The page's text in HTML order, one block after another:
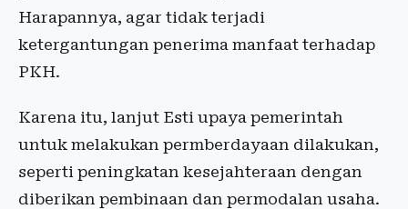
Harapannya, agar tidak terjadi
ketergantungan penerima manfaat terhadap
PKH.
Karena itu, lanjut Esti upaya pemerintah
untuk melakukan permberdayaan dilakukan,
seperti peningkatan kesejahteraan dengan
diberikan pembinaan dan permodalan usaha.